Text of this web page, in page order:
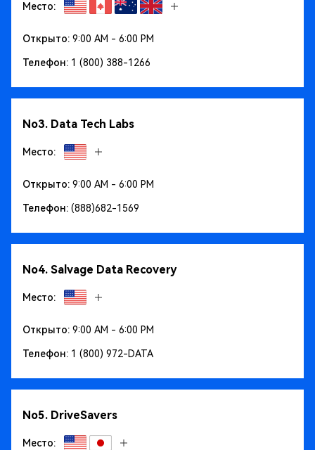
Место:
Открыто: 9:00 AM - 6:00 PM
Телефон: 1 (800) 388-1266
No3. Data Tech Labs
Место:
Открыто: 9:00 AM - 6:00 PM
Телефон: (888)682-1569
No4. Salvage Data Recovery
Место:
Открыто: 9:00 AM - 6:00 PM
Телефон: 1 (800) 972-DATA
No5. DriveSavers
Место: